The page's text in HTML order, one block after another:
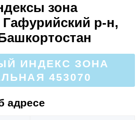
зона
Гафурийский р-н,
ИНДЕКС ЗОНА
453070
адресе